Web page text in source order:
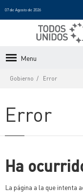
07 de Agosto de 2026
Menu
Gobierno Error
Error
Ha
La página a la que intenta